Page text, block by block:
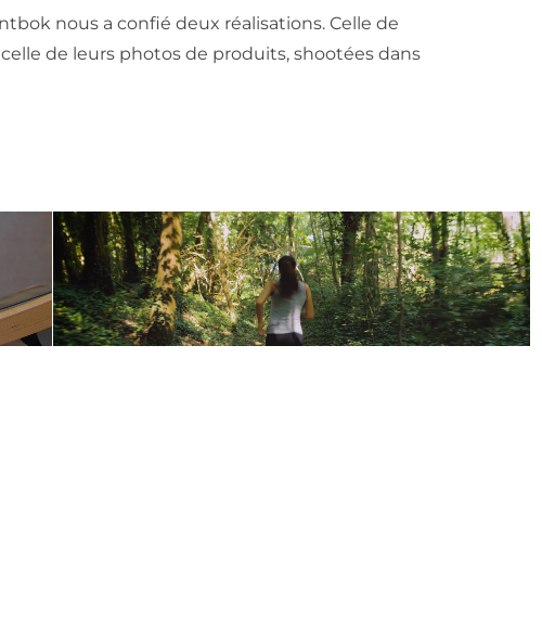
nous a confié deux réalisations. Celle de
de leurs photos de produits, shootées dans